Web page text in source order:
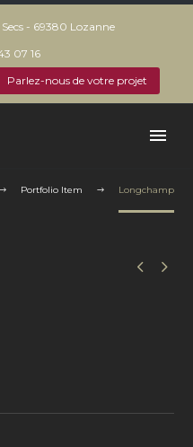
- 69380 Lozanne
07 16
Parlez-nous de votre projet
Portfolio Item Longchamp
 